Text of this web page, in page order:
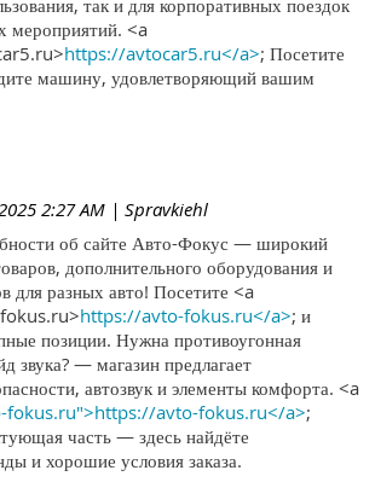
мероприятий. <a
https://avtocar5.ru</a>; Посетите
машину, удовлетворяющий вашим
2:27 AM | Spravkiehl
об сайте Авто-Фокус — широкий
дополнительного оборудования и
для разных авто! Посетите <a
https://avto-fokus.ru</a>; и
позиции. Нужна противоугонная
звука? — магазин предлагает
автозвук и элементы комфорта. <a
fokus.ru">https://avto-fokus.ru</a>;
часть — здесь найдёте
и хорошие условия заказа.